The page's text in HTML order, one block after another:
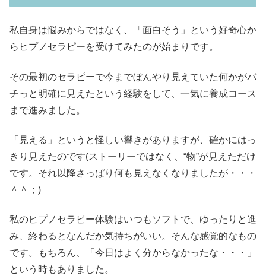
私自身は悩みからではなく、「面白そう」という好奇心か
らヒプノセラピーを受けてみたのが始まりです。
その最初のセラピーで今までぼんやり見えていた何かがバ
チっと明確に見えたという経験をして、一気に養成コース
まで進みました。
「見える」というと怪しい響きがありますが、確かにはっ
きり見えたのです(ストーリーではなく、“物”が見えただけ
です。それ以降さっぱり何も見えなくなりましたが・・・
＾＾；)
私のヒプノセラピー体験はいつもソフトで、ゆったりと進
み、終わるとなんだか気持ちがいい。そんな感覚的なもの
です。もちろん、「今日はよく分からなかったな・・・」
という時もありました。